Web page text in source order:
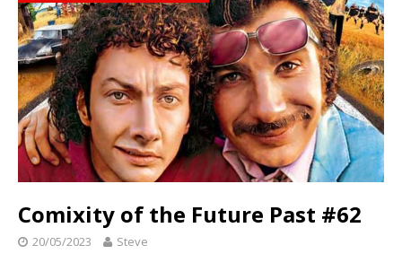
Comixity of the Future Past #62
20/05/2023 Steve